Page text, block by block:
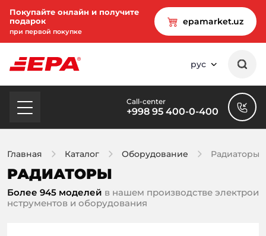
Покупайте онлайн и получите
подарок
при первой покупке
epamarket.uz
рус
Call-center
+998 95 400-0-400
Главная Каталог Оборудование Радиаторы
РАДИАТОРЫ
Более 945 моделей в нашем производстве электрои
нструментов и оборудования